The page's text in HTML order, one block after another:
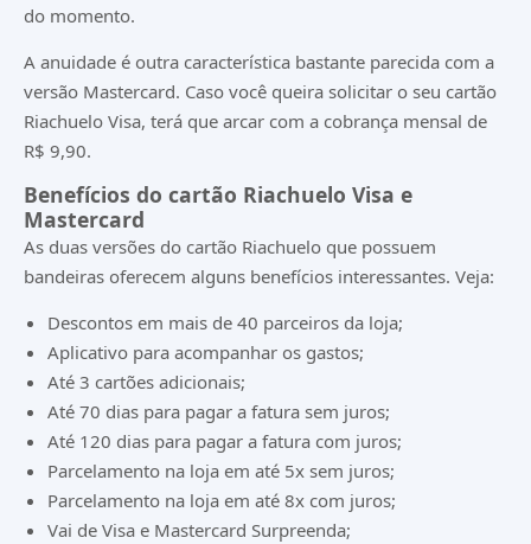
do momento.
A anuidade é outra característica bastante parecida com a
versão Mastercard. Caso você queira solicitar o seu cartão
Riachuelo Visa, terá que arcar com a cobrança mensal de
R$ 9,90.
Benefícios do cartão Riachuelo Visa e
Mastercard
As duas versões do cartão Riachuelo que possuem
bandeiras oferecem alguns benefícios interessantes. Veja:
Descontos em mais de 40 parceiros da loja;
Aplicativo para acompanhar os gastos;
Até 3 cartões adicionais;
Até 70 dias para pagar a fatura sem juros;
Até 120 dias para pagar a fatura com juros;
Parcelamento na loja em até 5x sem juros;
Parcelamento na loja em até 8x com juros;
Vai de Visa e Mastercard Surpreenda;